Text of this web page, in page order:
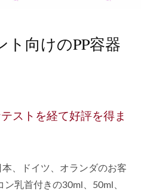
ト向けのPP容器
ストを経て好評を得ま
、ドイツ、オランダのお客
乳首付きの30ml、50ml、